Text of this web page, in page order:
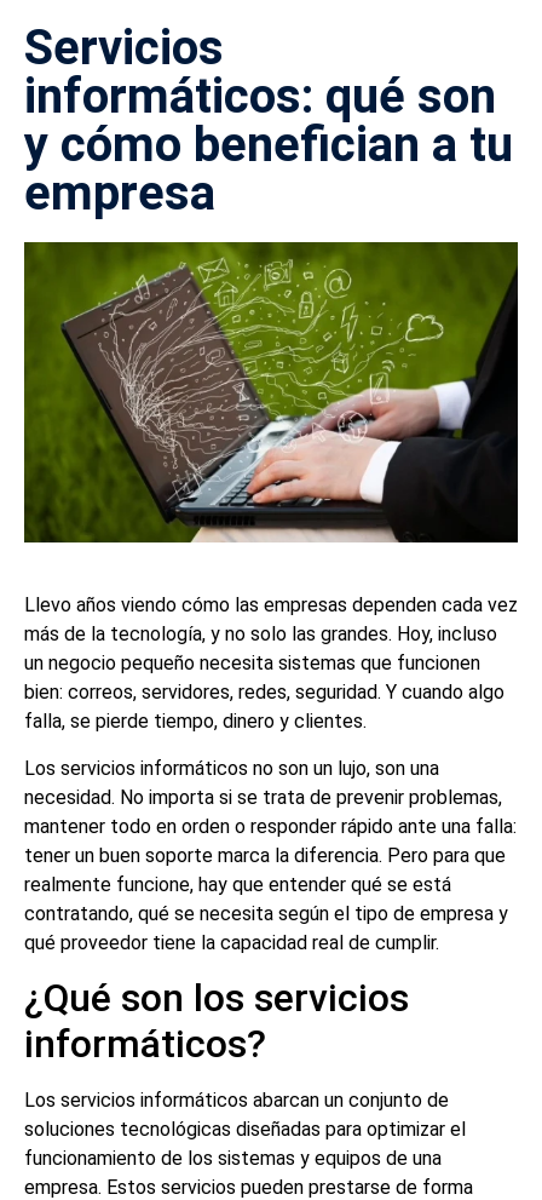
Servicios
informáticos: qué son
y cómo benefician a tu
empresa
Llevo años viendo cómo las empresas dependen cada vez
más de la tecnología, y no solo las grandes. Hoy, incluso
un negocio pequeño necesita sistemas que funcionen
bien: correos, servidores, redes, seguridad. Y cuando algo
falla, se pierde tiempo, dinero y clientes.
Los servicios informáticos no son un lujo, son una
necesidad. No importa si se trata de prevenir problemas,
mantener todo en orden o responder rápido ante una falla:
tener un buen soporte marca la diferencia. Pero para que
realmente funcione, hay que entender qué se está
contratando, qué se necesita según el tipo de empresa y
qué proveedor tiene la capacidad real de cumplir.
¿Qué son los servicios
informáticos?
Los servicios informáticos abarcan un conjunto de
soluciones tecnológicas diseñadas para optimizar el
funcionamiento de los sistemas y equipos de una
empresa. Estos servicios pueden prestarse de forma